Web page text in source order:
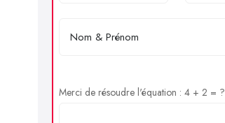
Merci de résoudre l'équation : 4 + 2 = ?